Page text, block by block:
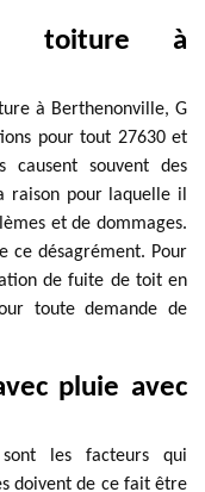
toiture à
à Berthenonville, G
pour tout 27630 et
causent souvent des
raison pour laquelle il
et de dommages.
ce désagrément. Pour
de fuite de toit en
toute demande de
pluie avec
les facteurs qui
doivent de ce fait être